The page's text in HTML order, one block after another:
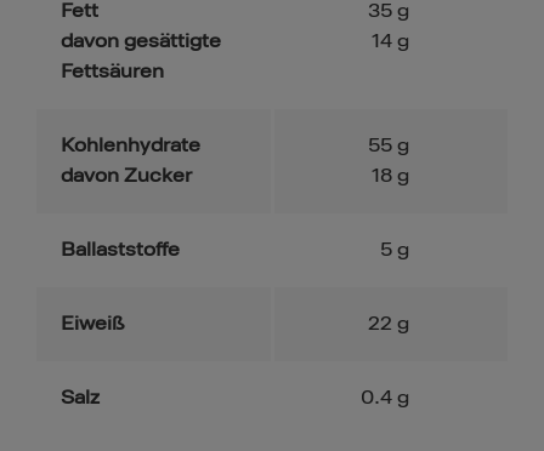
Fett
davon gesättigte
Fettsäuren
35 g
14 g
Kohlenhydrate
davon Zucker
55 g
18 g
Ballaststoffe 5 g
Eiweiß 22 g
Salz 0.4 g